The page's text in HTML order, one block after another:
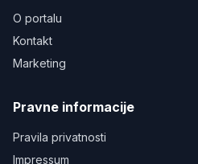
O portalu
Kontakt
Marketing
Pravne informacije
Pravila privatnosti
Impressum